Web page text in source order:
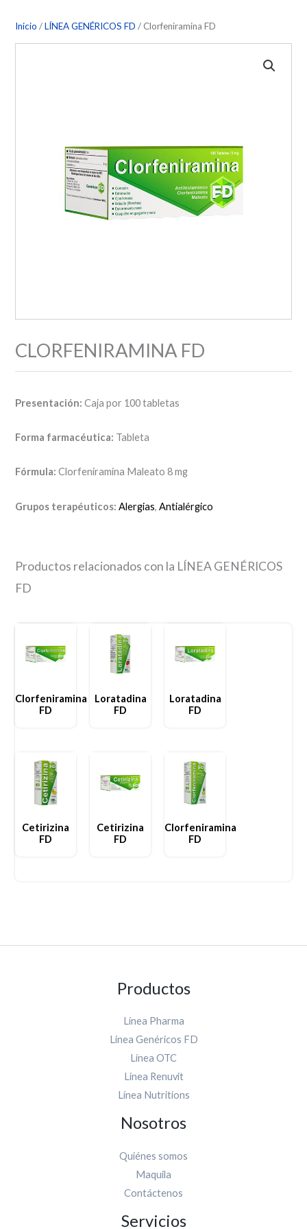
Inicio /LÍNEA GENÉRICOS FD / Clorfeniramina FD
CLORFENIRAMINA FD
Presentación:Caja por 100 tabletas
Forma farmacéutica: Tableta
Fórmula:Clorfeniramina Maleato 8 mg
Grupos terapéuticos:Alergias,Antialérgico
Productos relacionados con la LÍNEA GENÉRICOS
FD
Clorfeniramina
FD
Loratadina
FD
Loratadina
FD
Cetirizina
FD
Cetirizina
FD
Clorfeniramina
FD
Productos
Línea Pharma
Linea Genéricos FD
Línea OTC
Línea Renuvit
Línea Nutritions
Nosotros
Quiénes somos
Maquila
Contáctenos
Servicios